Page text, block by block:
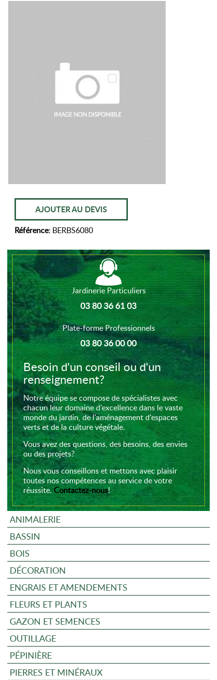
AJOUTER AU DEVIS
Référence: BERBS6080
Jardinerie Particuliers
03 80 36 61 03
Plate-forme Professionnels
03 80 36 00 00
Besoin d'un conseil ou d'un
renseignement?
Notre équipe se compose de spécialistes avec
chacun leur domaine d'excellence dans le vaste
monde du jardin, de l'aménagement d'espaces
verts et de la culture végétale.
Vous avez des questions, des besoins, des envies
ou des projets?
Nous vous conseillons et mettons avec plaisir
toutes nos compétences au service de votre
réussite.Contactez-nous!
ANIMALERIE
BASSIN
BOIS
DÉCORATION
ENGRAIS ET AMENDEMENTS
FLEURS ET PLANTS
GAZON ET SEMENCES
OUTILLAGE
PÉPINIÈRE
PIERRES ET MINÉRAUX